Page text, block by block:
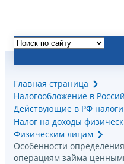
Главная страница
Налогообложение в
Действующие в РФ
Налог на доходы
Физическим лицам
Особенности
операциям займа